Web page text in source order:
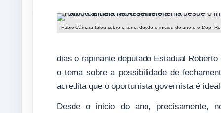
Fábio Câmara falou sobre o tema desde o iniciou do ano e o Dep.
dias o rapinante deputado Estadual
o tema sobre a possibilidade de
acredita que o oportunista governista é
Desde o inicio do ano, precisamente,